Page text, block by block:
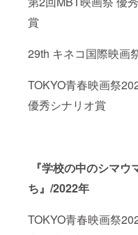
賞
29th キネコ国際映画
TOKYO青春映画祭
優秀シナリオ賞
『学校の中のシマウ
ち』/2022年
TOKYO青春映画祭